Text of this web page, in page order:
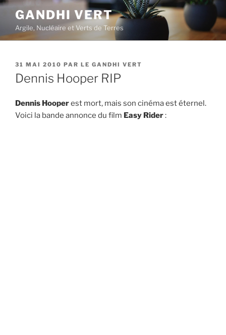
Aller
contenu
principal
GANDHI VERT
Argile, Nucléaire et Verts de Terres
PUBLIÉ
LE
31 MAI 2010 PAR LE GANDHI VERT
Dennis Hooper RIP
Dennis Hooperest mort, mais son cinéma est éternel.
Voici la bande annonce du film Easy Rider: